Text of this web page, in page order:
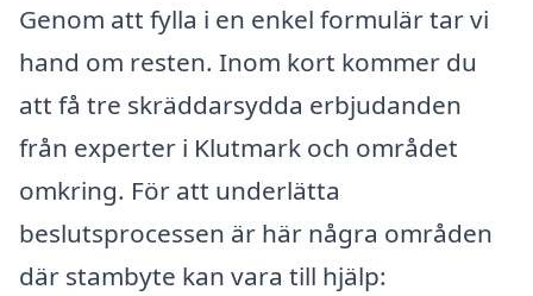
Genom att fylla i en enkel formulär tar vi
hand om resten. Inom kort kommer du
att få tre skräddarsydda erbjudanden
från experter i Klutmark och området
omkring. För att underlätta
beslutsprocessen är här några områden
där stambyte kan vara till hjälp: